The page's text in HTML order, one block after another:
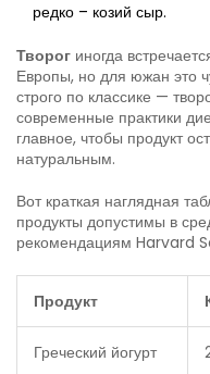
редко – козий сыр.
Творог иногда
Европы, но для южан это
строго по классике —
современные практики
главное, чтобы продукт
натуральным.
Вот краткая наглядная
продукты допустимы в
рекомендациям Harvard
Продукт
Греческий йогурт